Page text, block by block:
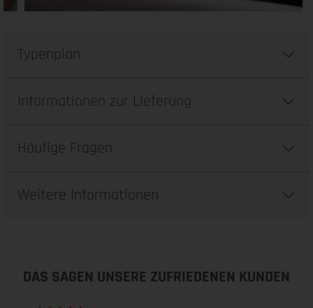
Typenplan
Informationen zur Lieferung
Häufige Fragen
Weitere Informationen
DAS SAGEN UNSERE ZUFRIEDENEN KUNDEN